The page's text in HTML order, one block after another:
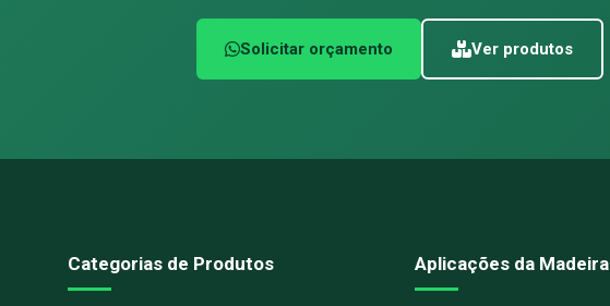
Solicitar orçamento Ver produtos
Categorias de Produtos Aplicações da Madeira